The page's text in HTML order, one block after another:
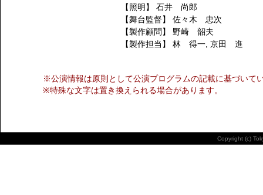
【照明】石井 尚郎
【舞台監督】佐々木 忠次
【製作顧問】 野崎 韶夫
【製作担当】林 得一 ,京田 進
※公演情報は原則として公演プログラムの記載に基づいて
※特殊な文字は置き換えられる場合があります。
Copyright (c)